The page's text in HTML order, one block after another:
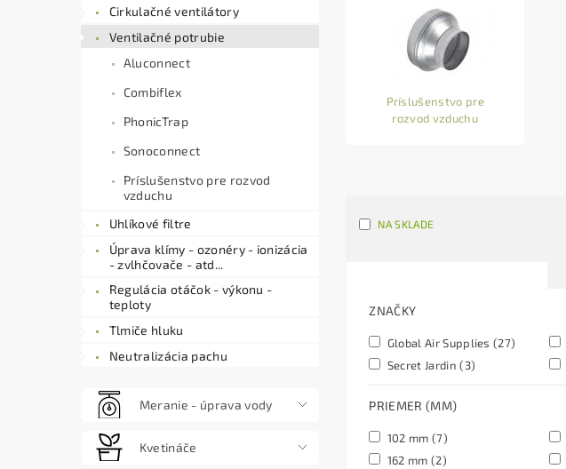
Cirkulačné ventilátory
Ventilačné potrubie
Aluconnect
Combiflex
PhonicTrap
Sonoconnect
Príslušenstvo pre rozvod
vzduchu
Uhlíkové filtre
Úprava klímy - ozonéry - ionizácia
- zvlhčovače - atd...
Regulácia otáčok - výkonu -
teploty
Tlmiče hluku
Neutralizácia pachu
Meranie - úprava vody
Kvetináče
Príslušenstvo pre
rozvod vzduchu
NA SKLADE
ZNAČKY
Global Air Supplies(27)
Secret Jardin(3)
PRIEMER (MM)
102 mm (7)
162 mm (2)